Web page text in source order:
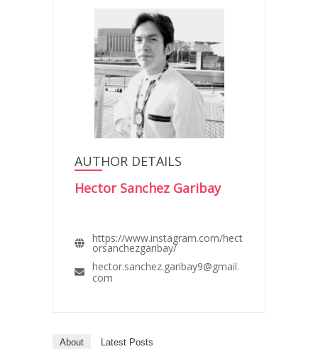
AUTHOR DETAILS
Hector Sanchez Garibay
https://www.instagram.com/hect
orsanchezgaribay/
hector.sanchez.garibay9@gmail.
com
About Latest Posts